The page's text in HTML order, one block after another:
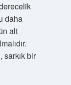
daha
alt
sarkık bir